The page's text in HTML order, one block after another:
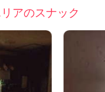
アのスナック